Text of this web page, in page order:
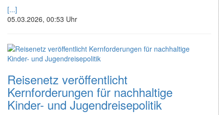
[...]
05.03.2026, 00:53 Uhr
Reisenetz veröffentlicht
Kernforderungen für nachhaltige
Kinder- und Jugendreisepolitik